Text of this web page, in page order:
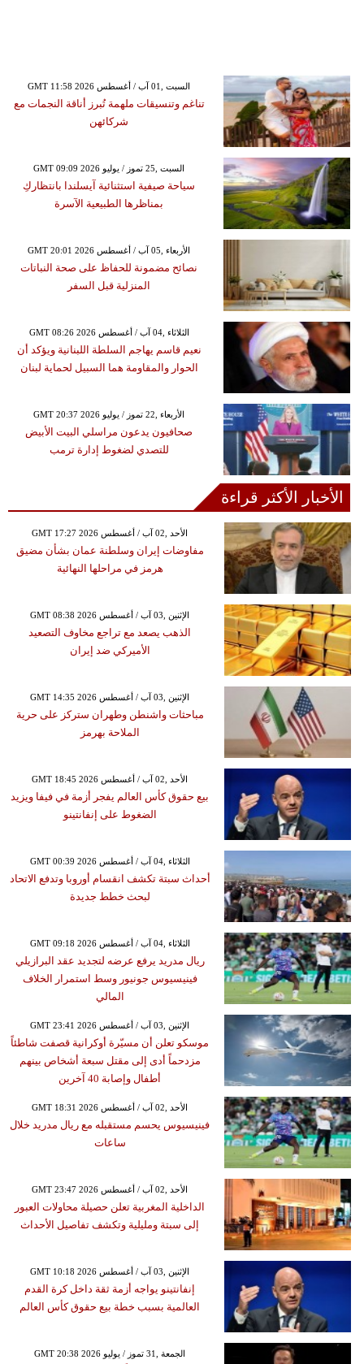
GMT 11:58 2026 السبت ,01 آب / أغسطس
تناغم وتنسيقات ملهمة تُبرز أناقة النجمات مع
شركائهن
GMT 09:09 2026 السبت ,25 تموز / يوليو
سياحة صيفية استثنائية آيسلندا بانتظاركِ
بمناظرها الطبيعية الآسرة
GMT 20:01 2026 الأربعاء ,05 آب / أغسطس
نصائح مضمونة للحفاظ على صحة النباتات
المنزلية قبل السفر
GMT 08:26 2026 الثلاثاء ,04 آب / أغسطس
نعيم قاسم يهاجم السلطة اللبنانية ويؤكد أن
الحوار والمقاومة هما السبيل لحماية لبنان
GMT 20:37 2026 الأربعاء ,22 تموز / يوليو
صحافيون يدعون مراسلي البيت الأبيض
للتصدي لضغوط إدارة ترمب
الأخبار الأكثر قراءة
GMT 17:27 2026 الأحد ,02 آب / أغسطس
مفاوضات إيران وسلطنة عمان بشأن مضيق
هرمز في مراحلها النهائية
GMT 08:38 2026 الإثنين ,03 آب / أغسطس
الذهب يصعد مع تراجع مخاوف التصعيد
الأميركي ضد إيران
GMT 14:35 2026 الإثنين ,03 آب / أغسطس
مباحثات واشنطن وطهران ستركز على حرية
الملاحة بهرمز
GMT 18:45 2026 الأحد ,02 آب / أغسطس
بيع حقوق كأس العالم يفجر أزمة في فيفا ويزيد
الضغوط على إنفانتينو
GMT 00:39 2026 الثلاثاء ,04 آب / أغسطس
أحداث سبتة تكشف انقسام أوروبا وتدفع الاتحاد
لبحث خطط جديدة
GMT 09:18 2026 الثلاثاء ,04 آب / أغسطس
ريال مدريد يرفع عرضه لتجديد عقد البرازيلي
فينيسيوس جونيور وسط استمرار الخلاف
المالي
GMT 23:41 2026 الإثنين ,03 آب / أغسطس
موسكو تعلن أن مسيّرة أوكرانية قصفت شاطئاً
مزدحماً أدى إلى مقتل سبعة أشخاص بينهم
أطفال وإصابة 40 آخرين
GMT 18:31 2026 الأحد ,02 آب / أغسطس
فينيسيوس يحسم مستقبله مع ريال مدريد خلال
ساعات
GMT 23:47 2026 الأحد ,02 آب / أغسطس
الداخلية المغربية تعلن حصيلة محاولات العبور
إلى سبتة ومليلية وتكشف تفاصيل الأحداث
GMT 10:18 2026 الإثنين ,03 آب / أغسطس
إنفانتينو يواجه أزمة ثقة داخل كرة القدم
العالمية بسبب خطة بيع حقوق كأس العالم
GMT 20:38 2026 الجمعة ,31 تموز / يوليو